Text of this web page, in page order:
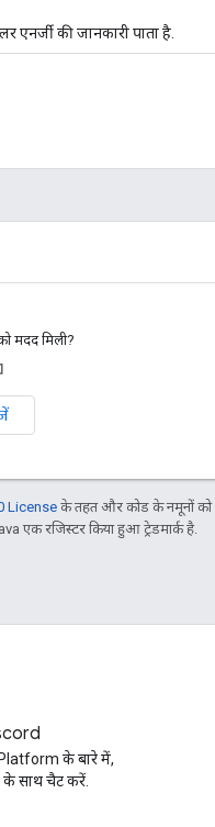
की जानकारी पाता है.
मदद मिली?
License के तहत और कोड के नमूनों को
एक रजिस्टर किया हुआ ट्रेडमार्क है.
के बारे में,
साथ चैट करें.